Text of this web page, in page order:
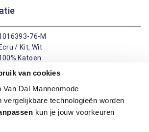
van cookies
Dal Mannenmode
vergelijkbare technologieën worden
kun je jouw voorkeuren
76-M
Ecru / Kit, Wit
Katoen
Fit
biedt een perfecte combinatie van
een ronde hals en lange mouwen is deze
De regular fit pasvorm zorgt